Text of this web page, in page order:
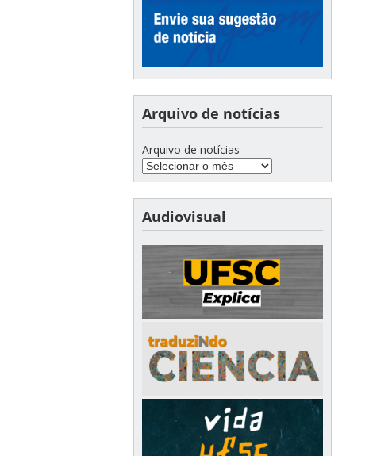
Arquivo de notícias
Arquivo de notícias
Audiovisual